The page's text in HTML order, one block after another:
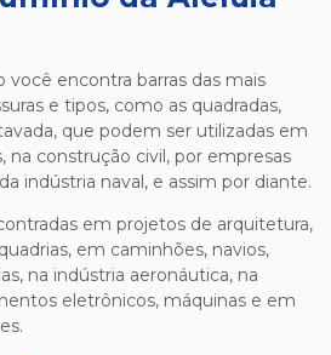
você encontra barras das mais
e tipos, como as quadradas,
que podem ser utilizadas em
na construção civil, por empresas
indústria naval, e assim por diante.
em projetos de arquitetura,
em caminhões, navios,
na indústria aeronáutica, na
eletrônicos, máquinas e em